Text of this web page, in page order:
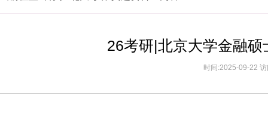
26考研|北京大学金融
时间:2025-09-22